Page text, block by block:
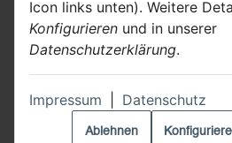
Icon links unten). Weitere
Konfigurieren und in unserer
Datenschutzerklärung.
Impressum Datenschutz
Ablehnen